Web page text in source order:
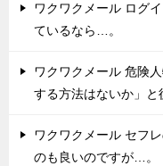
ワクワクメール ログ
ているなら…。
ワクワクメール 危険
する方法はないか」と
ワクワクメール セフ
のも良いのですが…。